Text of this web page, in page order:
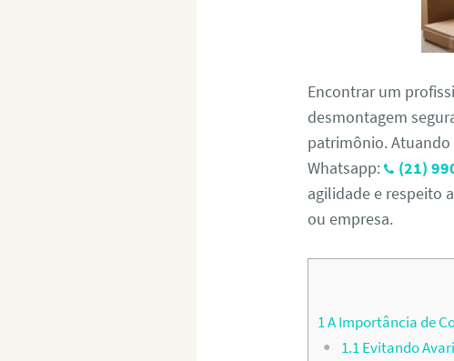
Encontrar um
desmontagem
patrimônio. Atuando
Whatsapp:
(21)
agilidade e respeito
ou empresa.
1A Importância de
1.1Evitando